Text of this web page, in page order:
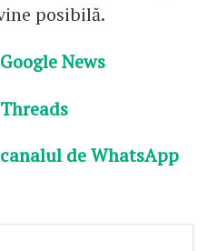
posibilă.
News
de WhatsApp